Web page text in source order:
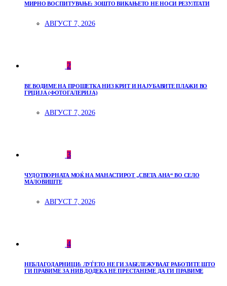
МИРНО ВОСПИТУВАЊЕ: ЗОШТО ВИКАЊЕТО НЕ НОСИ РЕЗУЛТАТИ
АВГУСТ 7, 2026
2
ВЕ ВОДИМЕ НА ПРОШЕТКА НИЗ КРИТ И НАЈУБАВИТЕ ПЛАЖИ ВО
ГРЦИЈА (ФОТОГАЛЕРИЈА)
АВГУСТ 7, 2026
3
ЧУДОТВОРНАТА МОЌ НА МАНАСТИРОТ „СВЕТА АНА“ ВО СЕЛО
МАЛОВИШТЕ
АВГУСТ 7, 2026
4
НЕБЛАГОДАРНИЦИ: ЛУЃЕТО НЕ ГИ ЗАБЕЛЕЖУВААТ РАБОТИТЕ ШТО
ГИ ПРАВИМЕ ЗА НИВ ДОДЕКА НЕ ПРЕСТАНЕМЕ ДА ГИ ПРАВИМЕ